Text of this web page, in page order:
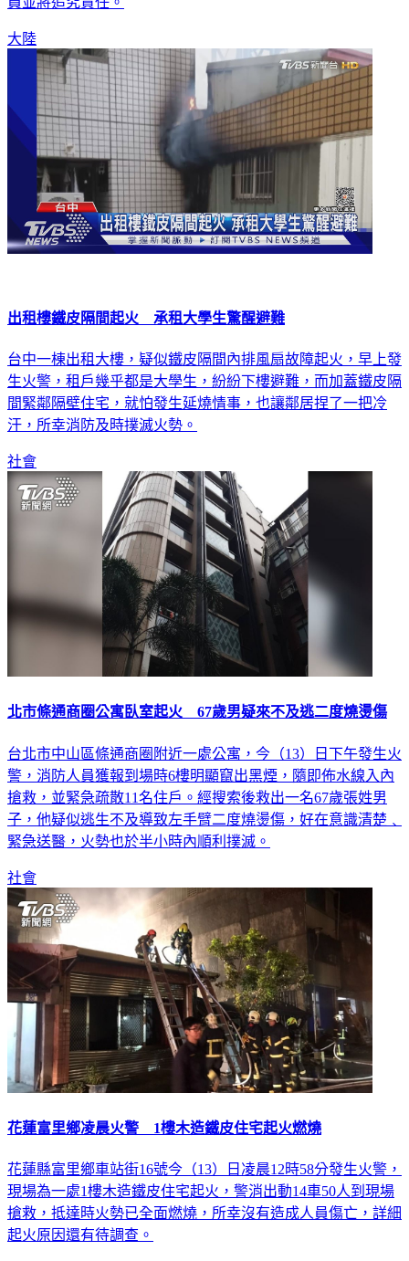
大陸
出租樓鐵皮隔間起火 承租大學生驚醒避難
台中一棟出租大樓，疑似鐵皮隔間內排風扇故障起火，早上發
生火警，租戶幾乎都是大學生，紛紛下樓避難，而加蓋鐵皮隔
間緊鄰隔壁住宅，就怕發生延燒情事，也讓鄰居捏了一把冷
汗，所幸消防及時撲滅火勢。
社會
北市條通商圈公寓臥室起火 67歲男疑來不及逃二度燒燙傷
台北市中山區條通商圈附近一處公寓，今（13）日下午發生火
警，消防人員獲報到場時6樓明顯竄出黑煙，隨即佈水線入內
搶救，並緊急疏散11名住戶。經搜索後救出一名67歲張姓男
子，他疑似逃生不及導致左手臂二度燒燙傷，好在意識清楚﹑
緊急送醫，火勢也於半小時內順利撲滅。
社會
花蓮富里鄉凌晨火警 1樓木造鐵皮住宅起火燃燒
花蓮縣富里鄉車站街16號今（13）日凌晨12時58分發生火警，
現場為一處1樓木造鐵皮住宅起火，警消出動14車50人到現場
搶救，抵達時火勢已全面燃燒，所幸沒有造成人員傷亡，詳細
起火原因還有待調查。